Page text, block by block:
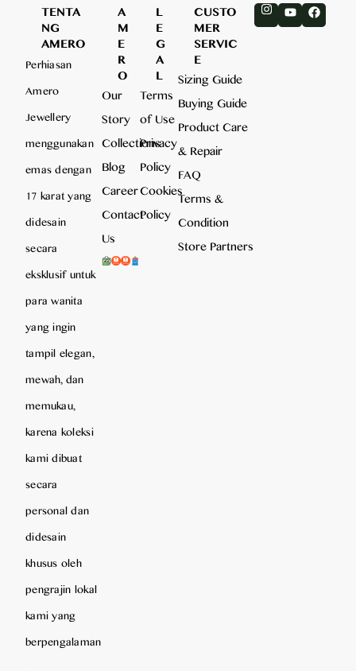
TENTA
NG
AMERO
Perhiasan
Amero
Jewellery
menggunakan
emas dengan
17 karat yang
didesain
secara
eksklusif untuk
para wanita
yang ingin
tampil elegan,
mewah, dan
memukau,
karena koleksi
kami dibuat
secara
personal dan
didesain
khusus oleh
pengrajin lokal
kami yang
berpengalaman
A
M
E
R
O
Our
Story
Collections
Blog
Career
Contact
Us
L
E
G
A
L
Terms
of Use
Privacy
Policy
Cookies
Policy
CUSTO
MER
SERVIC
E
Sizing Guide
Buying Guide
Product Care
& Repair
FAQ
Terms &
Condition
Store Partners